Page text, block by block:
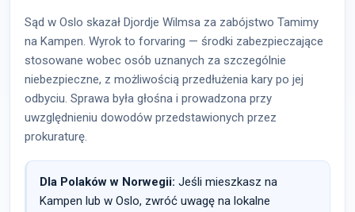
Sąd w Oslo skazał Djordje Wilmsa za zabójstwo Tamimy
na Kampen. Wyrok to forvaring — środki zabezpieczające
stosowane wobec osób uznanych za szczególnie
niebezpieczne, z możliwością przedłużenia kary po jej
odbyciu. Sprawa była głośna i prowadzona przy
uwzględnieniu dowodów przedstawionych przez
prokuraturę.
Dla Polaków w Norwegii: Jeśli mieszkasz na
Kampen lub w Oslo, zwróć uwagę na lokalne